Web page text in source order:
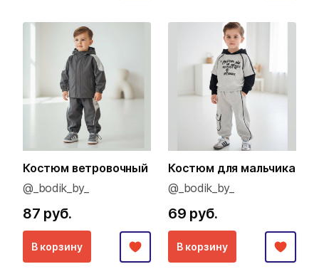
Костюм ветровочный
@_bodik_by_
87 руб.
В корзину
Костюм для мальчика
@_bodik_by_
69 руб.
В корзину